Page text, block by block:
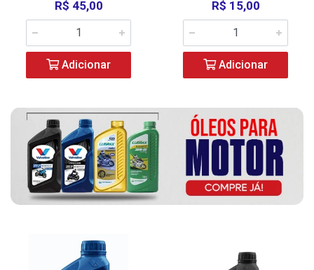
R$ 45,00
Adicionar
R$ 15,00
Adicionar